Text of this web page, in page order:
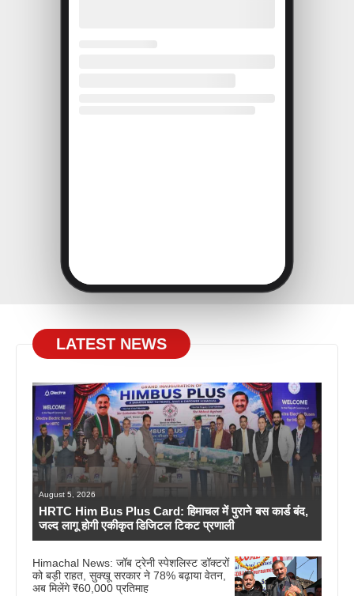
LATEST NEWS
August 5, 2026
HRTC Him Bus Plus Card: हिमाचल में पुराने बस कार्ड बंद,
जल्द लागू होगी एकीकृत डिजिटल टिकट प्रणाली
Himachal News: जॉब ट्रेनी स्पेशलिस्ट डॉक्टरों
को बड़ी राहत, सुक्खू सरकार ने 78% बढ़ाया वेतन,
अब मिलेंगे ₹60,000 प्रतिमाह